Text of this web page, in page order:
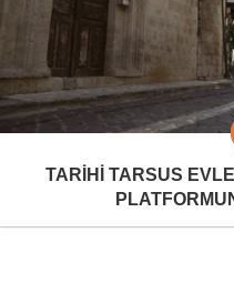
TARİHİ TARSUS